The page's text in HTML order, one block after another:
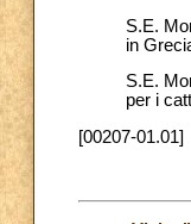
S.E.
in
S.E.
per i
[00207-01.01]